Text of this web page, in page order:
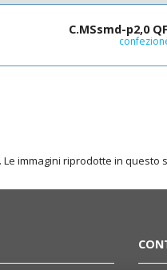
C.MSsmd-p2,0
immagini riprodotte in